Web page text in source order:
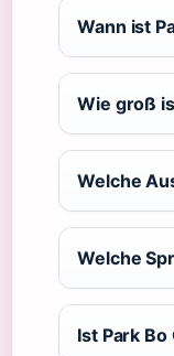
Wann ist
Wie groß
Welche
Welche
Ist Park Bo